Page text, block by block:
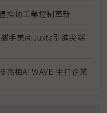
推動工業控制革新
手美商Juxta引進尖端
亮相AI WAVE 主打企業